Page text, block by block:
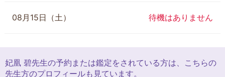
08月15日（土） 待機はありません
妃凰 碧先生の予約または鑑定をされている方は、こちらの
先生方のプロフィールも見ています。